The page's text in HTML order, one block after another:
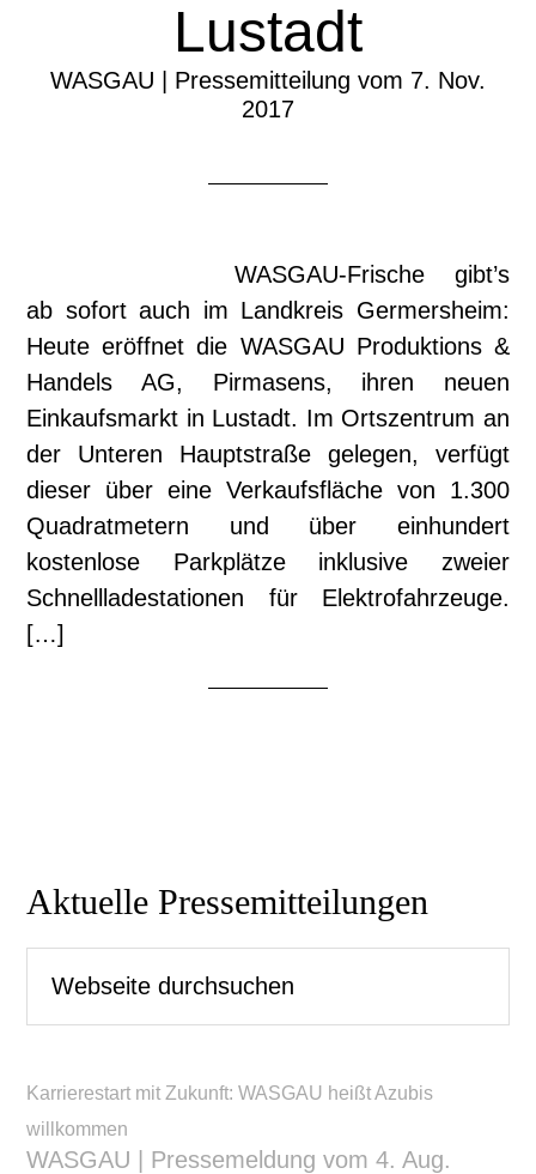
Lustadt
WASGAU | Pressemitteilung vom 7. Nov.
2017
WASGAU-Frische gibt’s
ab sofort auch im Landkreis Germersheim:
Heute eröffnet die WASGAU Produktions &
Handels AG, Pirmasens, ihren neuen
Einkaufsmarkt in Lustadt. Im Ortszentrum an
der Unteren Hauptstraße gelegen, verfügt
dieser über eine Verkaufsfläche von 1.300
Quadratmetern und über einhundert
kostenlose Parkplätze inklusive zweier
Schnellladestationen für Elektrofahrzeuge.
[…]
Seitenspalte
Aktuelle Pressemitteilungen
durchsuchen
Karrierestart mit Zukunft: WASGAU heißt Azubis
willkommen
WASGAU | Pressemeldung vom 4. Aug.